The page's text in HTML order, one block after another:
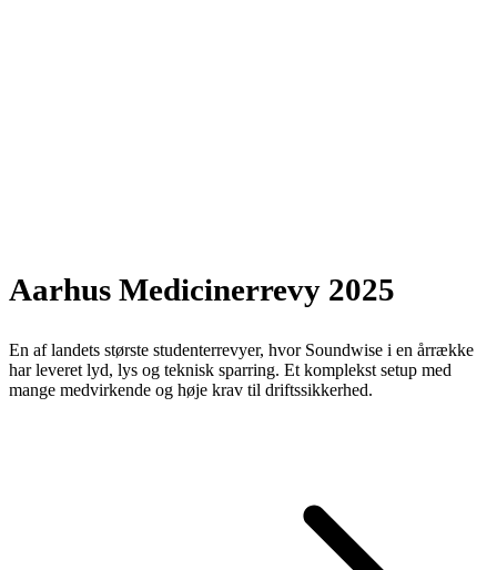
Aarhus Medicinerrevy 2025
En af landets største studenterrevyer, hvor Soundwise i en årrække
har leveret lyd, lys og teknisk sparring. Et komplekst setup med
mange medvirkende og høje krav til driftssikkerhed.